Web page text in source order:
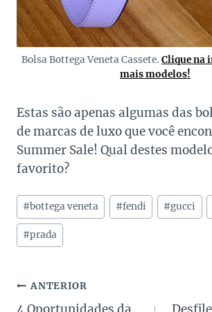
Bolsa Bottega Veneta Cassete. Clique na
mais modelos!
Estas são apenas algumas das
de marcas de luxo que você
Summer Sale! Qual destes
favorito?
Tags
do
Post:
#bottega veneta #fendi #gucci
#prada
Navegação
ANTERIOR